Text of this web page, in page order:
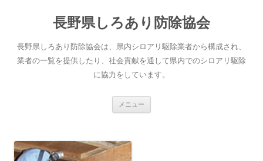
長野県しろあり防除協会
長野県しろあり防除協会は、県内シロアリ駆除業者から構成され、
業者の一覧を提供したり、社会貢献を通して県内でのシロアリ駆除
に協力をしています。
メニュー